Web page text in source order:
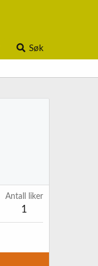
Søk
Antall liker
1